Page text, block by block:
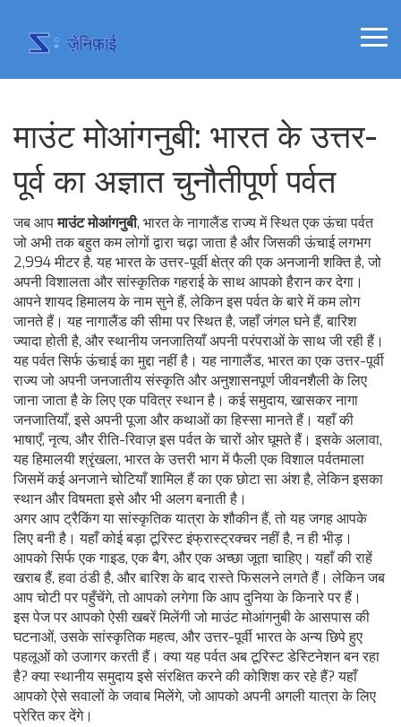
माउंट मोआंगनुबी: भारत के उत्तर-
पूर्व का अज्ञात चुनौतीपूर्ण पर्वत
जब आपमाउंट मोआंगनुबी, भारत के नागालैंड राज्य में स्थित एक ऊंचा पर्वत
जो अभी तक बहुत कम लोगों द्वारा चढ़ा जाता है और जिसकी ऊंचाई लगभग
2,994 मीटर है. यह भारत के उत्तर-पूर्वी क्षेत्र की एक अनजानी शक्ति है, जो
अपनी विशालता और सांस्कृतिक गहराई के साथ आपको हैरान कर देगा।
आपने शायद हिमालय के नाम सुने हैं, लेकिन इस पर्वत के बारे में कम लोग
जानते हैं। यह नागालैंड की सीमा पर स्थित है, जहाँ जंगल घने हैं, बारिश
ज्यादा होती है, और स्थानीय जनजातियाँ अपनी परंपराओं के साथ जी रही हैं।
यह पर्वत सिर्फ ऊंचाई का मुद्दा नहीं है। यहनागालैंड, भारत का एक उत्तर-पूर्वी
राज्य जो अपनी जनजातीय संस्कृति और अनुशासनपूर्ण जीवनशैली के लिए
जाना जाता हैके लिए एक पवित्र स्थान है। कई समुदाय, खासकर नागा
जनजातियाँ, इसे अपनी पूजा और कथाओं का हिस्सा मानते हैं। यहाँ की
भाषाएँ, नृत्य, और रीति-रिवाज़ इस पर्वत के चारों ओर घूमते हैं। इसके अलावा,
यहहिमालयी श्रृंखला, भारत के उत्तरी भाग में फैली एक विशाल पर्वतमाला
जिसमें कई अनजाने चोटियाँ शामिल हैंका एक छोटा सा अंश है, लेकिन इसका
स्थान और विषमता इसे और भी अलग बनाती है।
अगर आप ट्रैकिंग या सांस्कृतिक यात्रा के शौकीन हैं, तो यह जगह आपके
लिए बनी है। यहाँ कोई बड़ा टूरिस्ट इंफ्रास्ट्रक्चर नहीं है, न ही भीड़।
आपको सिर्फ एक गाइड, एक बैग, और एक अच्छा जूता चाहिए। यहाँ की राहें
खराब हैं, हवा ठंडी है, और बारिश के बाद रास्ते फिसलने लगते हैं। लेकिन जब
आप चोटी पर पहुँचेंगे, तो आपको लगेगा कि आप दुनिया के किनारे पर हैं।
इस पेज पर आपको ऐसी खबरें मिलेंगी जो माउंट मोआंगनुबी के आसपास की
घटनाओं, उसके सांस्कृतिक महत्व, और उत्तर-पूर्वी भारत के अन्य छिपे हुए
पहलूओं को उजागर करती हैं। क्या यह पर्वत अब टूरिस्ट डेस्टिनेशन बन रहा
है? क्या स्थानीय समुदाय इसे संरक्षित करने की कोशिश कर रहे हैं? यहाँ
आपको ऐसे सवालों के जवाब मिलेंगे, जो आपको अपनी अगली यात्रा के लिए
प्रेरित कर देंगे।